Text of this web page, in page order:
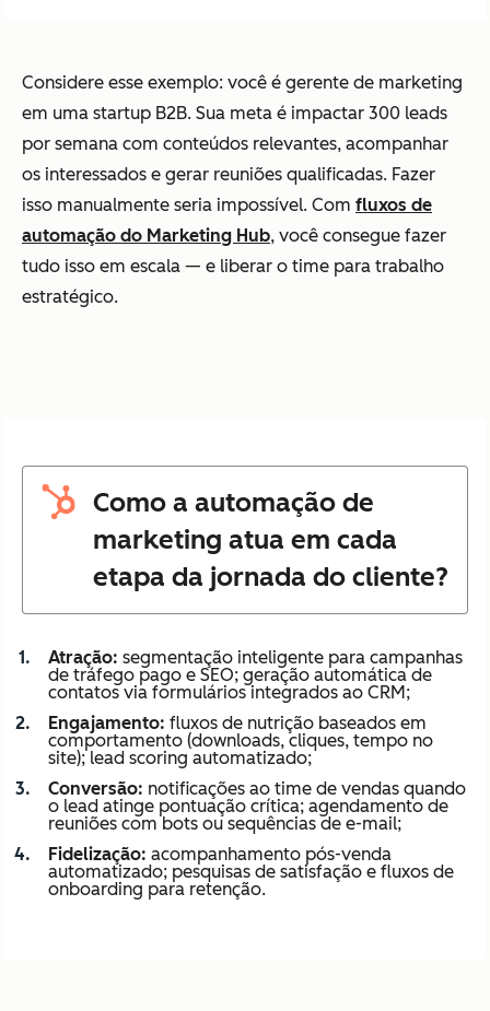
Considere esse exemplo: você é gerente de marketing
em uma startup B2B. Sua meta é impactar 300 leads
por semana com conteúdos relevantes, acompanhar
os interessados e gerar reuniões qualificadas. Fazer
isso manualmente seria impossível. Com fluxos de
automação do Marketing Hub, você consegue fazer
tudo isso em escala — e liberar o time para trabalho
estratégico.
Como a automação de
marketing atua em cada
etapa da jornada do cliente?
Atração: segmentação inteligente para campanhas
de tráfego pago e SEO; geração automática de
contatos via formulários integrados ao CRM;
Engajamento: fluxos de nutrição baseados em
comportamento (downloads, cliques, tempo no
site); lead scoring automatizado;
Conversão: notificações ao time de vendas quando
o lead atinge pontuação crítica; agendamento de
reuniões com bots ou sequências de e-mail;
Fidelização: acompanhamento pós-venda
automatizado; pesquisas de satisfação e fluxos de
onboarding para retenção.